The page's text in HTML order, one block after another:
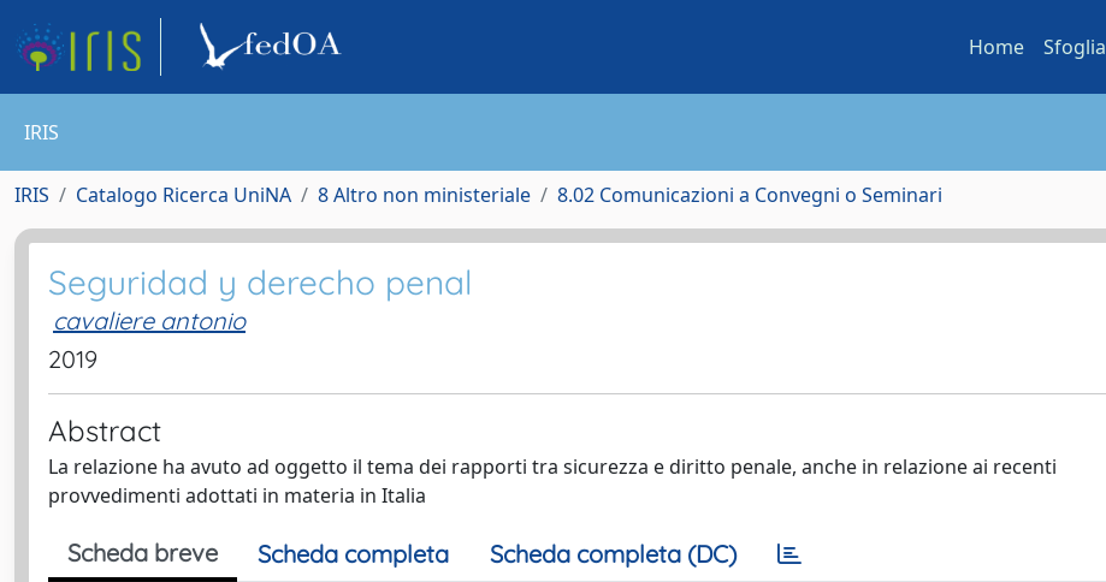
Home Sfoglia
IRIS
IRIS Catalogo Ricerca UniNA 8 Altro non ministeriale 8.02 Comunicazioni a Convegni o Seminari
Seguridad y derecho penal
cavaliere antonio
2019
Abstract
La relazione ha avuto ad oggetto il tema dei rapporti tra sicurezza e diritto penale, anche in relazione ai recenti
provvedimenti adottati in materia in Italia
Scheda breve Scheda completa Scheda completa (DC)